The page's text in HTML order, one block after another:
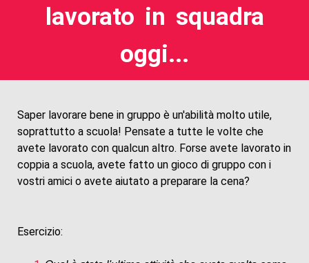
lavorato in squadra
oggi...
Saper lavorare bene in gruppo è un'abilità molto utile,
soprattutto a scuola! Pensate a tutte le volte che
avete lavorato con qualcun altro. Forse avete lavorato in
coppia a scuola, avete fatto un gioco di gruppo con i
vostri amici o avete aiutato a preparare la cena?
Esercizio: